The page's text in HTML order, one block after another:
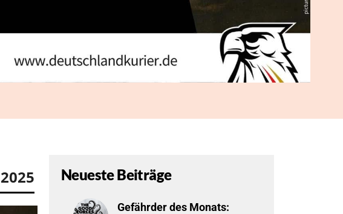
Neueste Beiträge
Gefährder des Monats: